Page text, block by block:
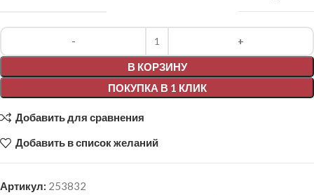
В КОРЗИНУ
ПОКУПКА В 1 КЛИК
Alternative:
Добавить для сравнения
Добавить в список желаний
Артикул: 253832